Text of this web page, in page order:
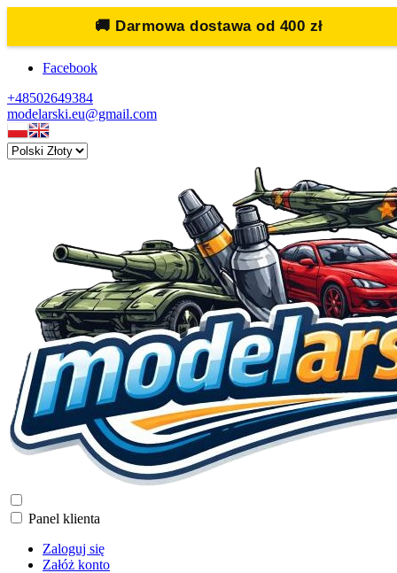
🚚 Darmowa dostawa od 400 zł
Facebook
+48502649384
modelarski.eu@gmail.com
Panel klienta
Zaloguj się
Załóż konto